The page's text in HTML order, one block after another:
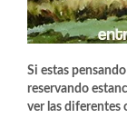
Si estas
reservando
ver las diferentes